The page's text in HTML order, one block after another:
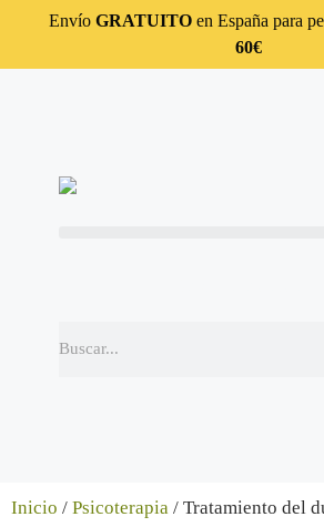
Envío GRATUITOen España para
60€
Inicio / Psicoterapia / Tratamiento del